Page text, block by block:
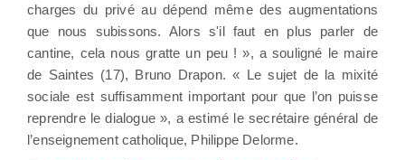
charges du privé au dépend même des augmentations
que nous subissons. Alors s'il faut en plus parler de
cantine, cela nous gratte un peu ! », a souligné le maire
de Saintes (17), Bruno Drapon. « Le sujet de la mixité
sociale est suffisamment important pour que l’on puisse
reprendre le dialogue », a estimé le secrétaire général de
l’enseignement catholique, Philippe Delorme.